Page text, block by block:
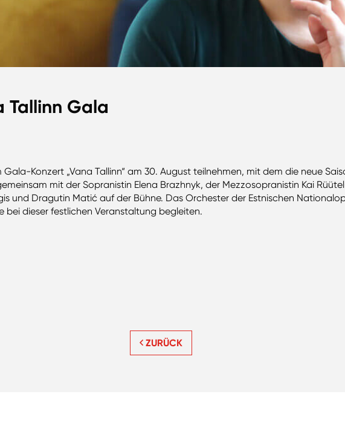
Tallinn Gala
Konzert „Vana Tallinn“ am 30. August teilnehmen, mit dem die neue
mit der Sopranistin Elena Brazhnyk, der Mezzosopranistin Kai
und Dragutin Matić auf der Bühne. Das Orchester der Estnischen
bei dieser festlichen Veranstaltung begleiten.
ZURÜCK